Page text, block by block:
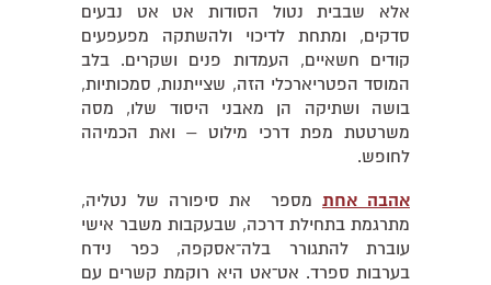
אלא שבבית נטול הסודות אט אט נבעים
סדקים, ומתחת לדיכוי ולהשתקה מפעפעים
קודים חשאיים, העמדות פנים ושקרים. בלב
המוסד הפטריארכלי הזה, שצייתנות, סמכותיות,
בושה ושתיקה הן מאבני היסוד שלו, מסה
משרטטת מפת דרכי מילוט – ואת הכמיהה
לחופש.
אהבה אחת מספר את סיפורה של נטליה,
מתרגמת בתחילת דרכה, שבעקבות משבר אישי
עוברת להתגורר בלה־אסקפה, כפר נידח
בערבות ספרד. אט־אט היא רוקמת קשרים עם